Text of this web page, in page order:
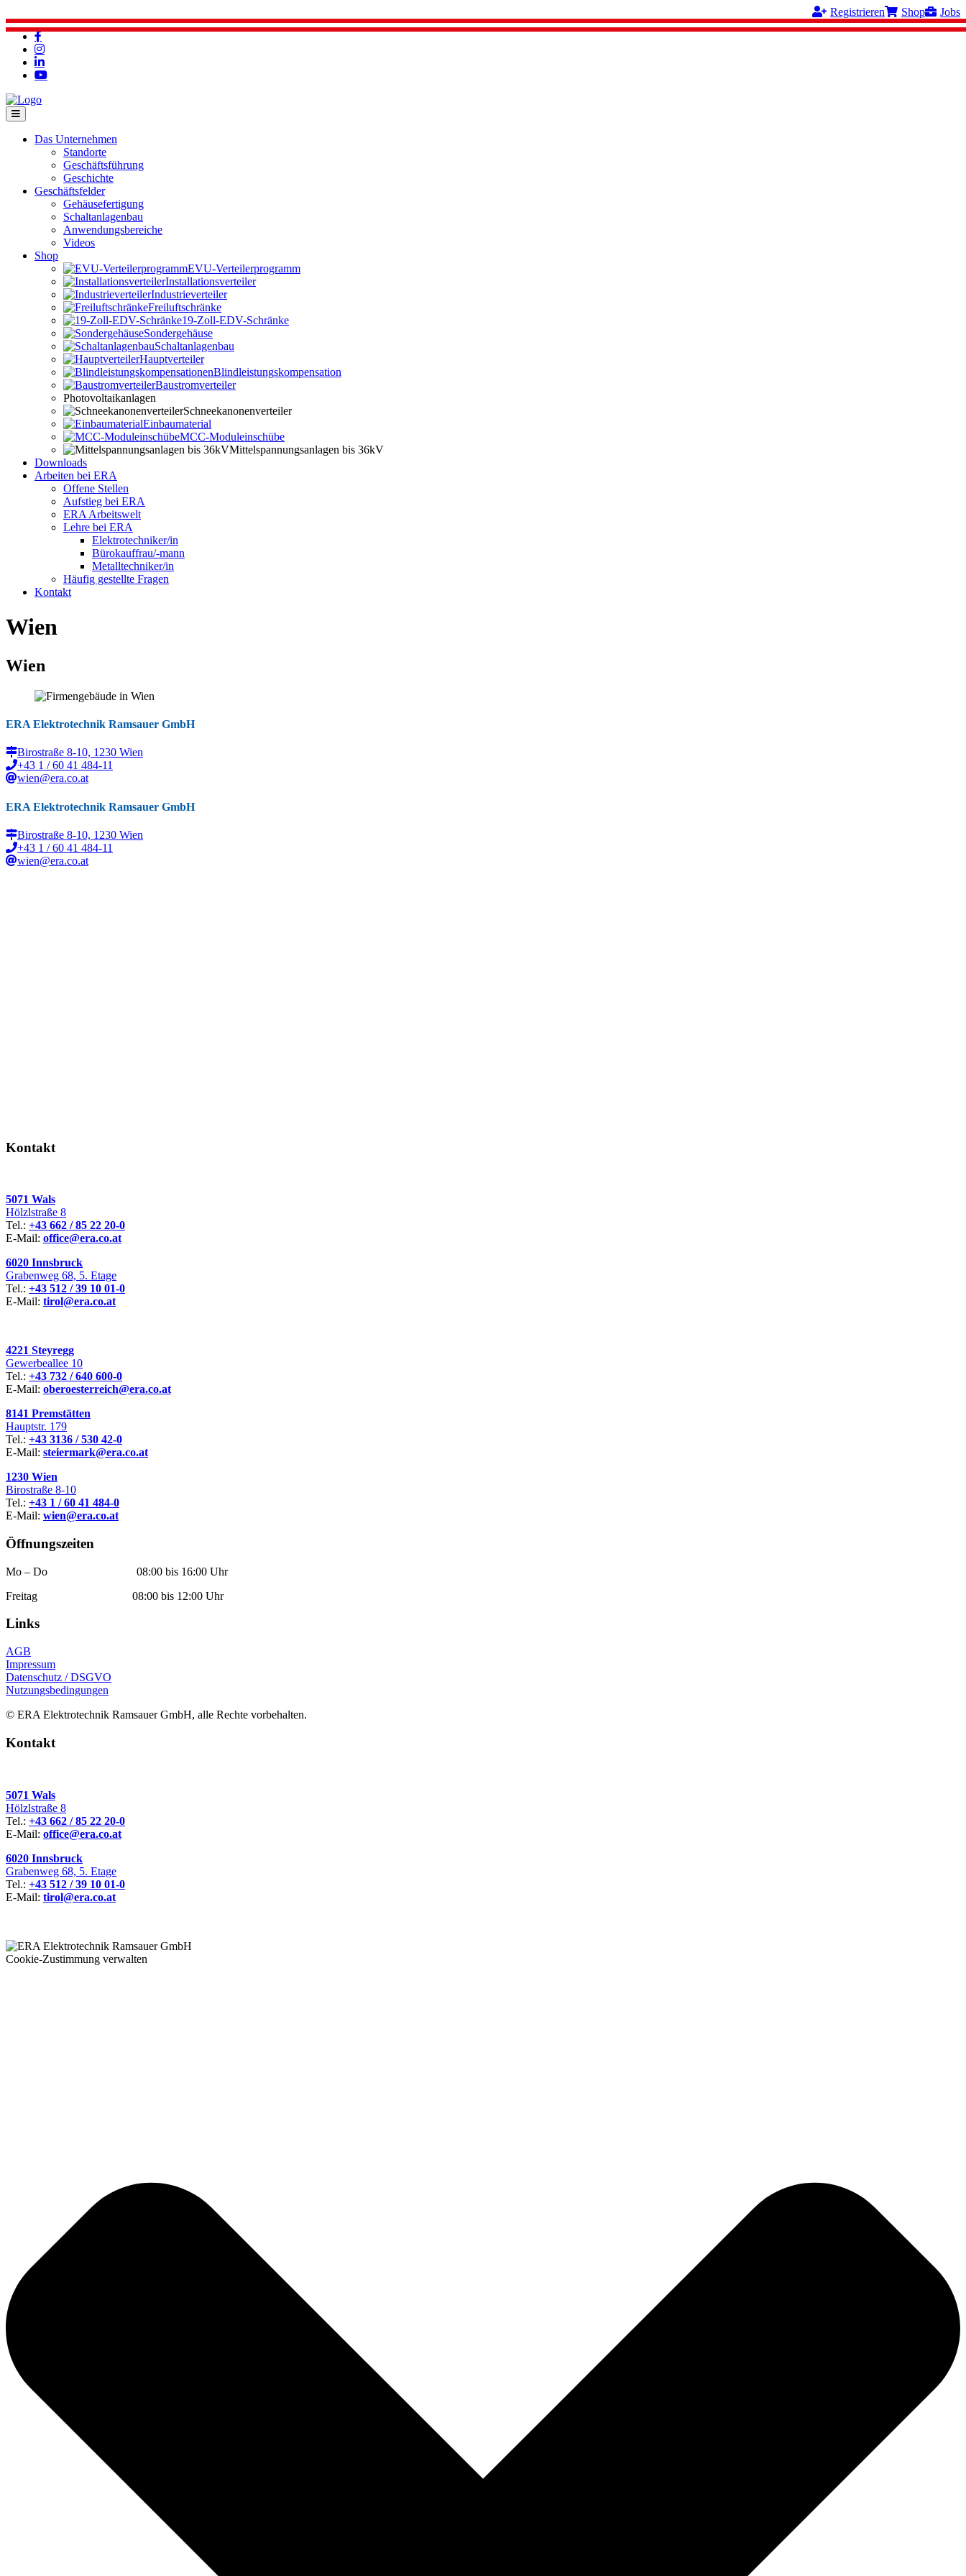
Registrieren Shop Jobs
Das Unternehmen
Standorte
Geschäftsführung
Geschichte
Geschäftsfelder
Gehäusefertigung
Schaltanlagenbau
Anwendungsbereiche
Videos
Shop
EVU-Verteilerprogramm
Installationsverteiler
Industrieverteiler
Freiluftschränke
19-Zoll-EDV-Schränke
Sondergehäuse
Schaltanlagenbau
Hauptverteiler
Blindleistungskompensation
Baustromverteiler
Photovoltaikanlagen
Schneekanonenverteiler
Einbaumaterial
MCC-Moduleinschübe
Mittelspannungsanlagen bis 36kV
Downloads
Arbeiten bei ERA
Offene Stellen
Aufstieg bei ERA
ERA Arbeitswelt
Lehre bei ERA
Elektrotechniker/in
Bürokauffrau/-mann
Metalltechniker/in
Häufig gestellte Fragen
Kontakt
Wien
Wien
ERA Elektrotechnik Ramsauer GmbH
Birostraße 8-10, 1230 Wien
+43 1 / 60 41 484-11
wien@era.co.at
ERA Elektrotechnik Ramsauer GmbH
Birostraße 8-10, 1230 Wien
+43 1 / 60 41 484-11
wien@era.co.at
Kontakt
5071 Wals
Hölzlstraße 8
Tel.: +43 662 / 85 22 20-0
E-Mail: office@era.co.at
6020 Innsbruck
Grabenweg 68, 5. Etage
Tel.: +43 512 / 39 10 01-0
E-Mail: tirol@era.co.at
4221 Steyregg
Gewerbeallee 10
Tel.: +43 732 / 640 600-0
E-Mail: oberoesterreich@era.co.at
8141 Premstätten
Hauptstr. 179
Tel.: +43 3136 / 530 42-0
E-Mail: steiermark@era.co.at
1230 Wien
Birostraße 8-10
Tel.: +43 1 / 60 41 484-0
E-Mail: wien@era.co.at
Öffnungszeiten
Mo – Do 08:00 bis 16:00 Uhr
Freitag 08:00 bis 12:00 Uhr
Links
AGB
Impressum
Datenschutz / DSGVO
Nutzungsbedingungen
© ERA Elektrotechnik Ramsauer GmbH, alle Rechte vorbehalten.
Kontakt
5071 Wals
Hölzlstraße 8
Tel.: +43 662 / 85 22 20-0
E-Mail: office@era.co.at
6020 Innsbruck
Grabenweg 68, 5. Etage
Tel.: +43 512 / 39 10 01-0
E-Mail: tirol@era.co.at
Cookie-Zustimmung verwalten